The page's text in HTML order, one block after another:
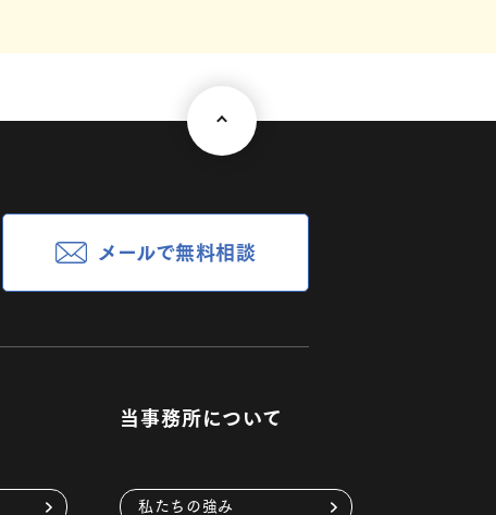
メールで無料相談
当事務所について
私たちの強み